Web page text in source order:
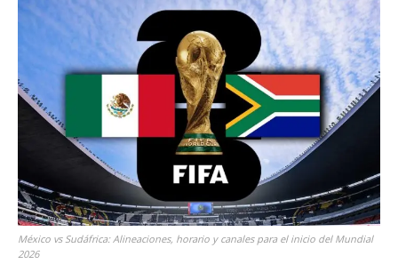
México vs Sudáfrica: Alineaciones, horario y canales para el inicio del Mundial
2026